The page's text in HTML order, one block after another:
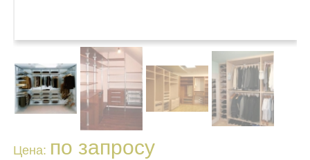
Цена: по запросу